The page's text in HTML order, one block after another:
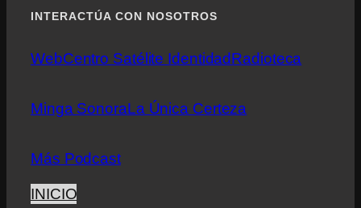
INTERACTÚA CON NOSOTROS
WebCentro Satélite IdentidadRadioteca
Minga SonoraLa Única Certeza
Más Podcast
INICIO